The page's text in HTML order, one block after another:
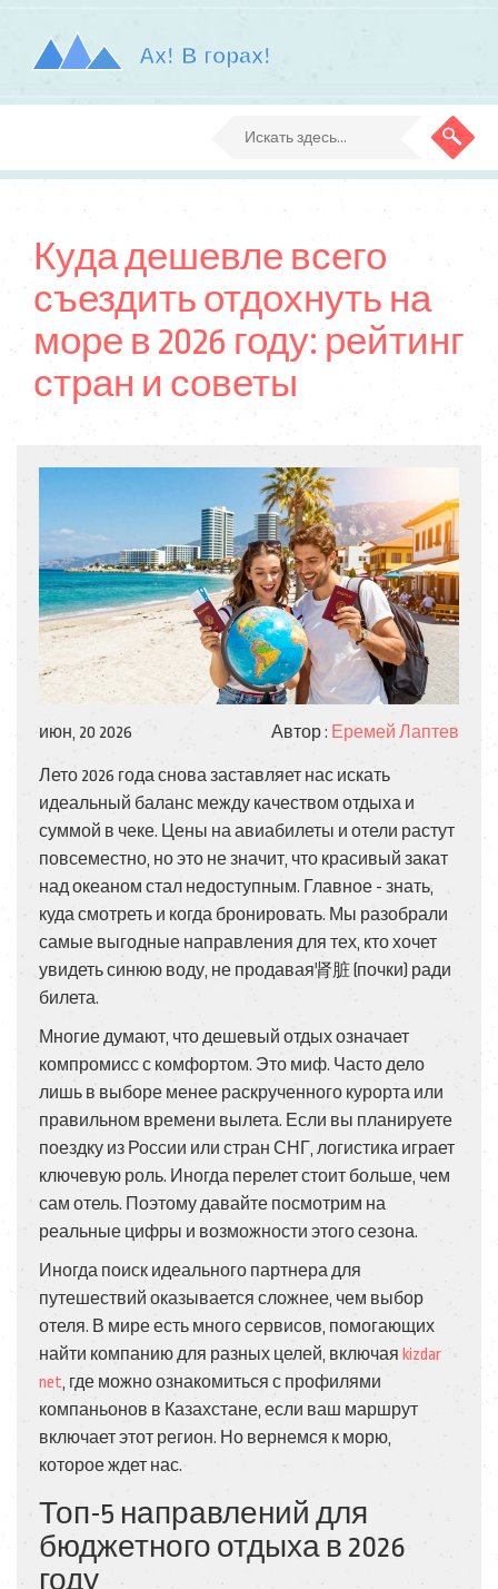
Куда дешевле всего
съездить отдохнуть на
море в 2026 году: рейтинг
стран и советы
июн, 20 2026 Автор : Еремей Лаптев
Лето 2026 года снова заставляет нас искать
идеальный баланс между качеством отдыха и
суммой в чеке. Цены на авиабилеты и отели растут
повсеместно, но это не значит, что красивый закат
над океаном стал недоступным. Главное - знать,
куда смотреть и когда бронировать. Мы разобрали
самые выгодные направления для тех, кто хочет
увидеть синюю воду, не продавая肾脏 (почки) ради
билета.
Многие думают, что дешевый отдых означает
компромисс с комфортом. Это миф. Часто дело
лишь в выборе менее раскрученного курорта или
правильном времени вылета. Если вы планируете
поездку из России или стран СНГ, логистика играет
ключевую роль. Иногда перелет стоит больше, чем
сам отель. Поэтому давайте посмотрим на
реальные цифры и возможности этого сезона.
Иногда поиск идеального партнера для
путешествий оказывается сложнее, чем выбор
отеля. В мире есть много сервисов, помогающих
найти компанию для разных целей, включая kizdar
net, где можно ознакомиться с профилями
компаньонов в Казахстане, если ваш маршрут
включает этот регион. Но вернемся к морю,
которое ждет нас.
Топ-5 направлений для
бюджетного отдыха в 2026
году